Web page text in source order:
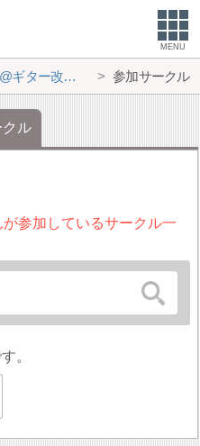
MENU
ター改造ネット 参加サークル
ル
が参加しているサークル一
。